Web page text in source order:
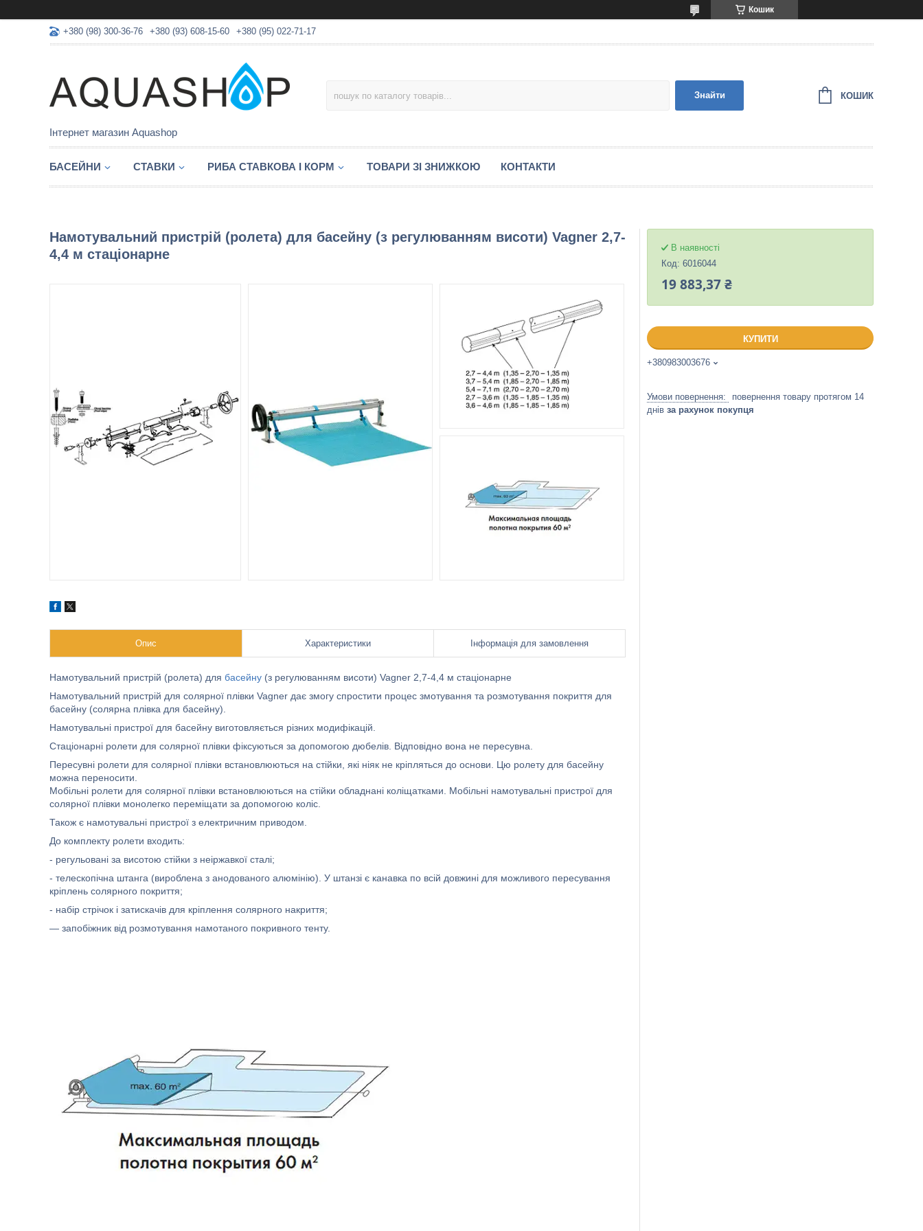
Кошик
+380 (98) 300-36-76 +380 (93) 608-15-60 +380 (95) 022-71-17
Інтернет магазин Aquashop
Знайти КОШИК
БАСЕЙНИ СТАВКИ РИБА СТАВКОВА І КОРМ ТОВАРИ ЗІ ЗНИЖКОЮ КОНТАКТИ
Намотувальний пристрій (ролета) для басейну (з регулюванням висоти) Vagner 2,7-
4,4 м стаціонарне
Опис Характеристики Інформація для замовлення
Намотувальний пристрій (ролета) для басейну (з регулюванням висоти) Vagner 2,7-4,4 м стаціонарне
Намотувальний пристрій для солярної плівки Vagner дає змогу спростити процес змотування та розмотування покриття для
басейну (солярна плівка для басейну).
Намотувальні пристрої для басейну виготовляється різних модифікацій.
Стаціонарні ролети для солярної плівки фіксуються за допомогою дюбелів. Відповідно вона не пересувна.
Пересувні ролети для солярної плівки встановлюються на стійки, які ніяк не кріпляться до основи. Цю ролету для басейну
можна переносити.
Мобільні ролети для солярної плівки встановлюються на стійки обладнані коліщатками. Мобільні намотувальні пристрої для
солярної плівки монолегко переміщати за допомогою коліс.
Також є намотувальні пристрої з електричним приводом.
До комплекту ролети входить:
- регульовані за висотою стійки з неіржавкої сталі;
- телескопічна штанга (вироблена з анодованого алюмінію). У штанзі є канавка по всій довжині для можливого пересування
кріплень солярного покриття;
- набір стрічок і затискачів для кріплення солярного накриття;
— запобіжник від розмотування намотаного покривного тенту.
В наявності
Код: 6016044
19 883,37 ₴
КУПИТИ
+380983003676
повернення товару протягом 14
днів за рахунок покупця